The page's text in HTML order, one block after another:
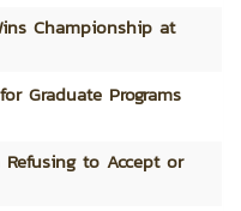
Championship at
Graduate Programs
to Accept or